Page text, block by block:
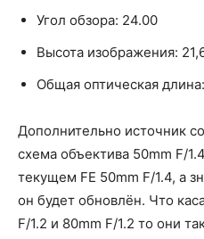
Угол обзора: 24.00
Высота изображения:
Общая оптическая
Дополнительно источник
схема объектива 50mm F/
текущем FE 50mm F/1.4, а
он будет обновлён. Что
F/1.2 и 80mm F/1.2 то они